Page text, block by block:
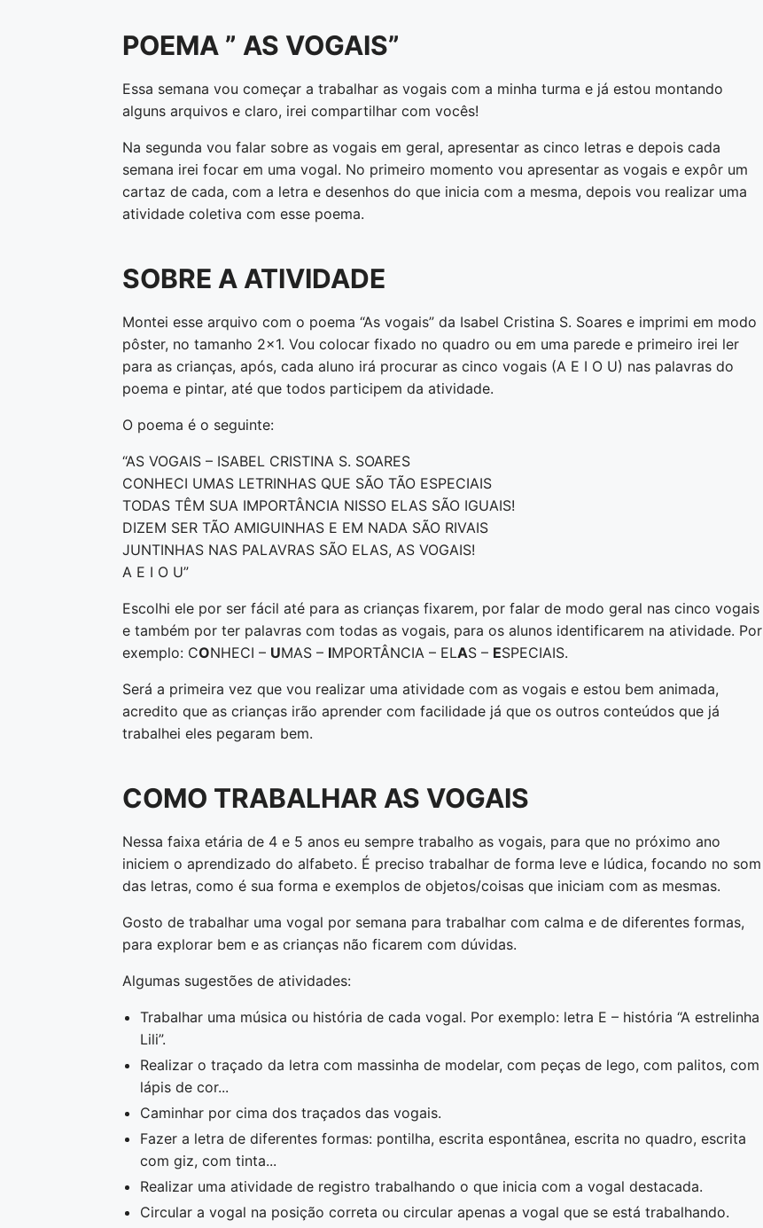
POEMA ” AS VOGAIS”
Essa semana vou começar a trabalhar as vogais com a minha turma e já estou montando
alguns arquivos e claro, irei compartilhar com vocês!
Na segunda vou falar sobre as vogais em geral, apresentar as cinco letras e depois cada
semana irei focar em uma vogal. No primeiro momento vou apresentar as vogais e expôr um
cartaz de cada, com a letra e desenhos do que inicia com a mesma, depois vou realizar uma
atividade coletiva com esse poema.
SOBRE A ATIVIDADE
Montei esse arquivo com o poema “As vogais” da Isabel Cristina S. Soares e imprimi em modo
pôster, no tamanho 2×1. Vou colocar fixado no quadro ou em uma parede e primeiro irei ler
para as crianças, após, cada aluno irá procurar as cinco vogais (A E I O U) nas palavras do
poema e pintar, até que todos participem da atividade.
O poema é o seguinte:
“AS VOGAIS – ISABEL CRISTINA S. SOARES
CONHECI UMAS LETRINHAS QUE SÃO TÃO ESPECIAIS
TODAS TÊM SUA IMPORTÂNCIA NISSO ELAS SÃO IGUAIS!
DIZEM SER TÃO AMIGUINHAS E EM NADA SÃO RIVAIS
JUNTINHAS NAS PALAVRAS SÃO ELAS, AS VOGAIS!
A E I O U”
Escolhi ele por ser fácil até para as crianças fixarem, por falar de modo geral nas cinco vogais
e também por ter palavras com todas as vogais, para os alunos identificarem na atividade. Por
exemplo: CONHECI – UMAS – IMPORTÂNCIA – ELAS – ESPECIAIS.
Será a primeira vez que vou realizar uma atividade com as vogais e estou bem animada,
acredito que as crianças irão aprender com facilidade já que os outros conteúdos que já
trabalhei eles pegaram bem.
COMO TRABALHAR AS VOGAIS
Nessa faixa etária de 4 e 5 anos eu sempre trabalho as vogais, para que no próximo ano
iniciem o aprendizado do alfabeto. É preciso trabalhar de forma leve e lúdica, focando no som
das letras, como é sua forma e exemplos de objetos/coisas que iniciam com as mesmas.
Gosto de trabalhar uma vogal por semana para trabalhar com calma e de diferentes formas,
para explorar bem e as crianças não ficarem com dúvidas.
Algumas sugestões de atividades:
Trabalhar uma música ou história de cada vogal. Por exemplo: letra E – história “A estrelinha
Lili”.
Realizar o traçado da letra com massinha de modelar, com peças de lego, com palitos, com
lápis de cor...
Caminhar por cima dos traçados das vogais.
Fazer a letra de diferentes formas: pontilha, escrita espontânea, escrita no quadro, escrita
com giz, com tinta...
Realizar uma atividade de registro trabalhando o que inicia com a vogal destacada.
Circular a vogal na posição correta ou circular apenas a vogal que se está trabalhando.